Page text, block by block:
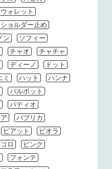
ォレット
ョルダー止め
ン
ソフィー
チャオ
チャチャ
ディーノ
ドット
ミ ハット
ハンナ
バルボット
パティオ
パプリカ
ピアット
ピオラ
ロ
ピンク
フォンテ